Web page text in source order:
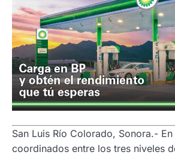
San Luis Río Colorado, Sonora.-
coordinados entre los tres niveles